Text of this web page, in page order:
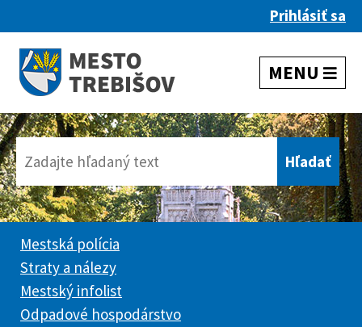
Prihlásiť sa
Mestská polícia
Straty a nálezy
Mestský infolist
Odpadové hospodárstvo